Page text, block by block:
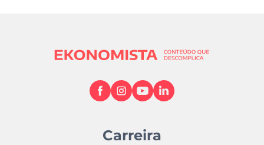
Carreira